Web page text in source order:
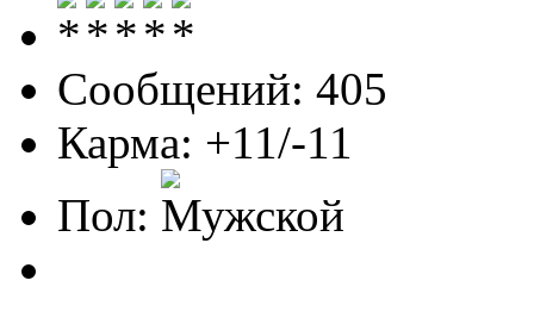
Сообщений: 405
Карма: +11/-11
Пол: